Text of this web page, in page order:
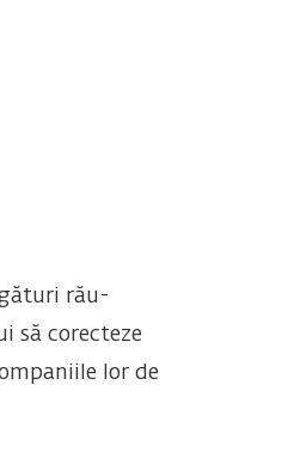
rău-
să corecteze
lor de